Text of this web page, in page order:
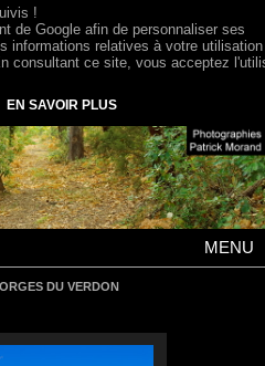
MENU
DU VERDON
!
de Google afin de personnaliser ses
informations relatives à votre
consultant ce site, vous acceptez
EN SAVOIR PLUS